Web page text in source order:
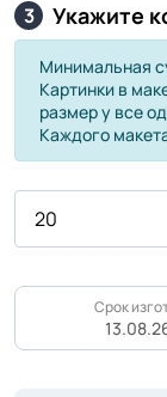
3 Укажите
Минимальная
Картинки в
размер у все
Каждого
Срок